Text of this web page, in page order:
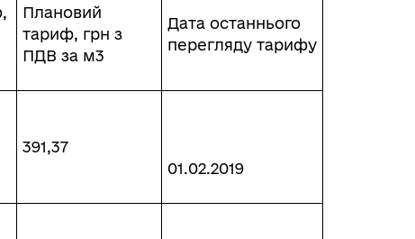
Плановий
тариф, грн з
ПДВ за м3
Дата останнього
перегляду тарифу
391,37
01.02.2019